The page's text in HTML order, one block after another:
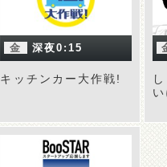
金 深夜0:15
キッチンカー大作戦!